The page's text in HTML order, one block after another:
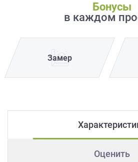
Бонусы
в каждом
Замер
Оценить